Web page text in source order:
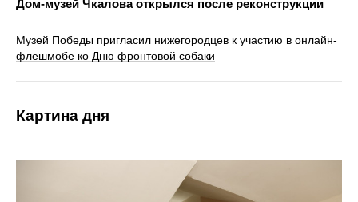
Дом-музей Чкалова открылся после реконструкции
Музей Победы пригласил нижегородцев к участию в онлайн-
флешмобе ко Дню фронтовой собаки
Картина дня